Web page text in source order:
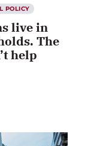
POLICY
live in
The
help